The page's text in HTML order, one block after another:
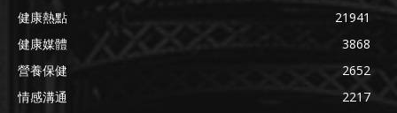
健康熱點
21941
健康媒體
3868
營養保健
2652
情感溝通
2217